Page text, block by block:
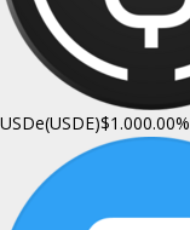
USDe(USDE)$1.000.00%